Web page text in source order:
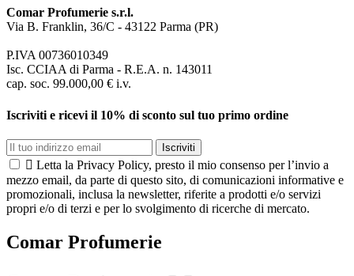
Comar Profumerie s.r.l.
Via B. Franklin, 36/C - 43122 Parma (PR)
P.IVA 00736010349
Isc. CCIAA di Parma - R.E.A. n. 143011
cap. soc. 99.000,00 € i.v.
Iscriviti e ricevi il 10% di sconto sul tuo primo ordine
Iscriviti
 Letta la Privacy Policy, presto il mio consenso per l’invio a
mezzo email, da parte di questo sito, di comunicazioni informative e
promozionali, inclusa la newsletter, riferite a prodotti e/o servizi
propri e/o di terzi e per lo svolgimento di ricerche di mercato.
Comar Profumerie